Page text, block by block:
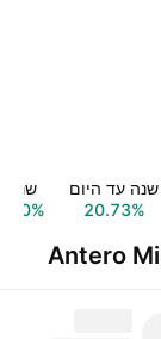
שנה עד היום
20.73%
שנה ‎1‎